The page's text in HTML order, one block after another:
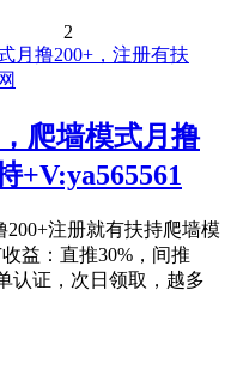
2
爬墙模式月撸
+V:ya565561
注册就有扶持爬墙模
益：直推30%，间推
认证，次日领取，越多